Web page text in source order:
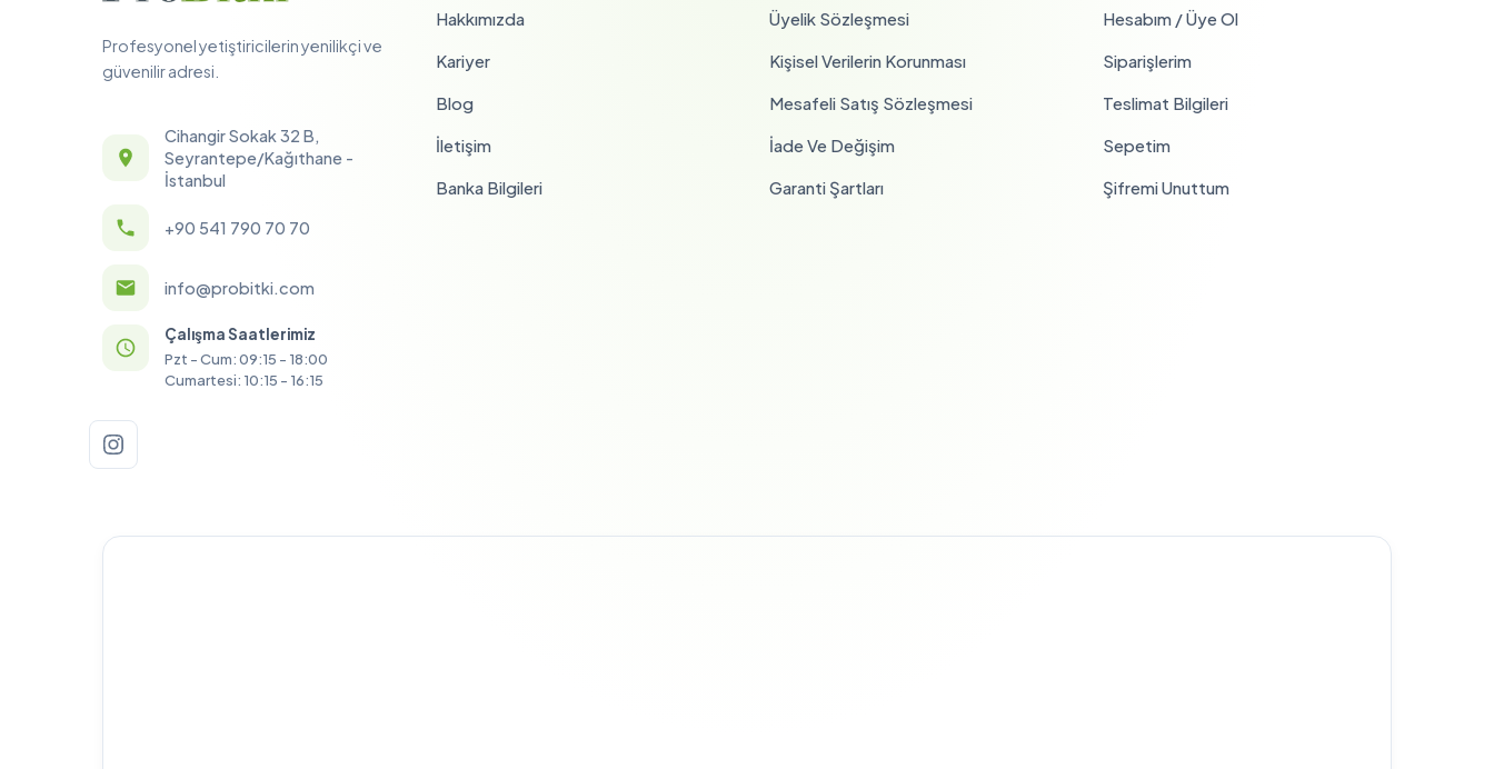
Profesyonel yetiştiricilerin yenilikçi ve
güvenilir adresi.
Cihangir Sokak 32 B,
Seyrantepe/Kağıthane -
İstanbul
+90 541 790 70 70
info@probitki.com
Çalışma Saatlerimiz
Pzt - Cum: 09:15 - 18:00
Cumartesi: 10:15 - 16:15
Hakkımızda
Kariyer
Blog
İletişim
Banka Bilgileri
Üyelik Sözleşmesi
Kişisel Verilerin Korunması
Mesafeli Satış Sözleşmesi
İade Ve Değişim
Garanti Şartları
Hesabım / Üye Ol
Siparişlerim
Teslimat Bilgileri
Sepetim
Şifremi Unuttum